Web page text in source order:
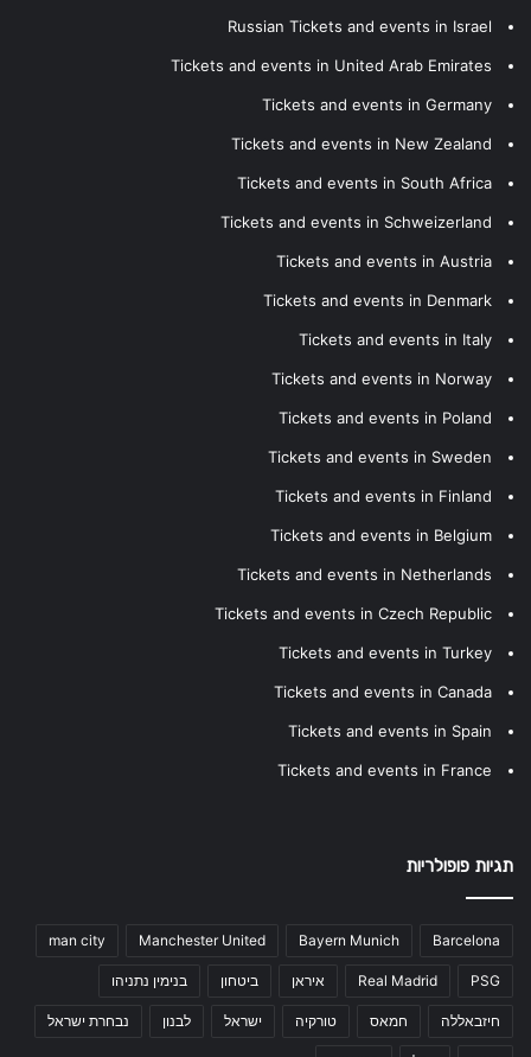
Russian Tickets and events in Israel
Tickets and events in United Arab Emirates
Tickets and events in Germany
Tickets and events in New Zealand
Tickets and events in South Africa
Tickets and events in Schweizerland
Tickets and events in Austria
Tickets and events in Denmark
Tickets and events in Italy
Tickets and events in Norway
Tickets and events in Poland
Tickets and events in Sweden
Tickets and events in Finland
Tickets and events in Belgium
Tickets and events in Netherlands
Tickets and events in Czech Republic
Tickets and events in Turkey
Tickets and events in Canada
Tickets and events in Spain
Tickets and events in France
תגיות פופולריות
Barcelona
Bayern Munich
Manchester United
man city
PSG
Real Madrid איראן ביטחון בנימין נתניהו
חיזבאללה חמאס טורקיה ישראל לבנון נבחרת ישראל